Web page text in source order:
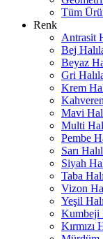
Tüm
Renk
Antrasit
Bej
Beyaz
Gri
Krem
Mavi
Multi
Pembe
Sarı
Siyah
Taba
Vizon
Yeşil
Kumbeji
Kırmızı